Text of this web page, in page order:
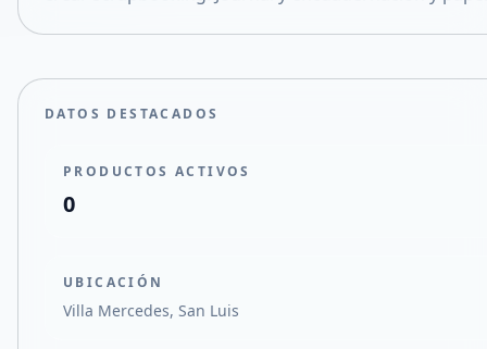
DATOS DESTACADOS
PRODUCTOS ACTIVOS
0
UBICACIÓN
Villa Mercedes, San Luis